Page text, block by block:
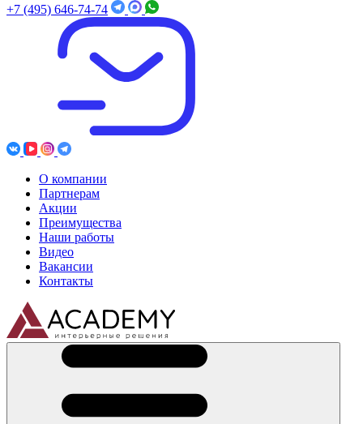
+7 (495) 646-74-74
О компании
Партнерам
Акции
Преимущества
Наши работы
Видео
Вакансии
Контакты